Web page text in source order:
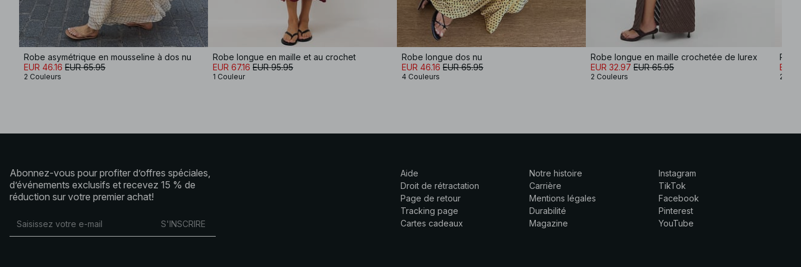
Robe asymétrique en mousseline à dos nu
EUR 46.16 EUR 65.95
2 Couleurs
Robe longue en maille et au crochet
EUR 67.16 EUR 95.95
1 Couleur
Robe longue dos nu
EUR 46.16 EUR 65.95
4 Couleurs
Robe longue en maille crochetée de lurex
EUR 32.97 EUR 65.95
2 Couleurs
EUR
2
Abonnez-vous pour profiter d’offres spéciales,
d’événements exclusifs et recevez 15 % de
réduction sur votre premier achat!
S'INSCRIRE
Aide
Droit de rétractation
Page de retour
Tracking page
Cartes cadeaux
Notre histoire
Carrière
Mentions légales
Durabilité
Magazine
Instagram
TikTok
Facebook
Pinterest
YouTube